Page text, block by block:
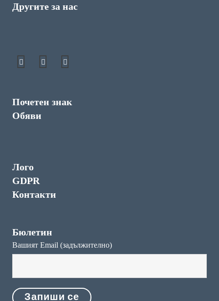
Другите за нас
Почетен знак
Обяви
Лого
GDPR
Контакти
Бюлетин
Вашият Email (задължително)